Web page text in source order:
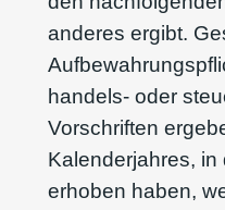
anderes ergibt.
handels- oder
Vorschriften
Kalenderjahres, in
erhoben haben,